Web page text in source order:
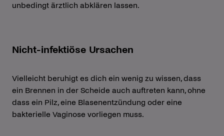
unbedingt ärztlich abklären lassen.
Nicht-infektiöse Ursachen
Vielleicht beruhigt es dich ein wenig zu wissen, dass
ein Brennen in der Scheide auch auftreten kann, ohne
dass ein Pilz, eine Blasenentzündung oder eine
bakterielle Vaginose vorliegen muss.